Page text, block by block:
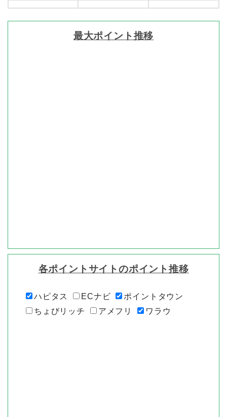
最大ポイント推移
各ポイントサイトのポイント推移
ハピタス ECナビ
ポイントタウン
ちょびリッチ
アメフリ ワラウ